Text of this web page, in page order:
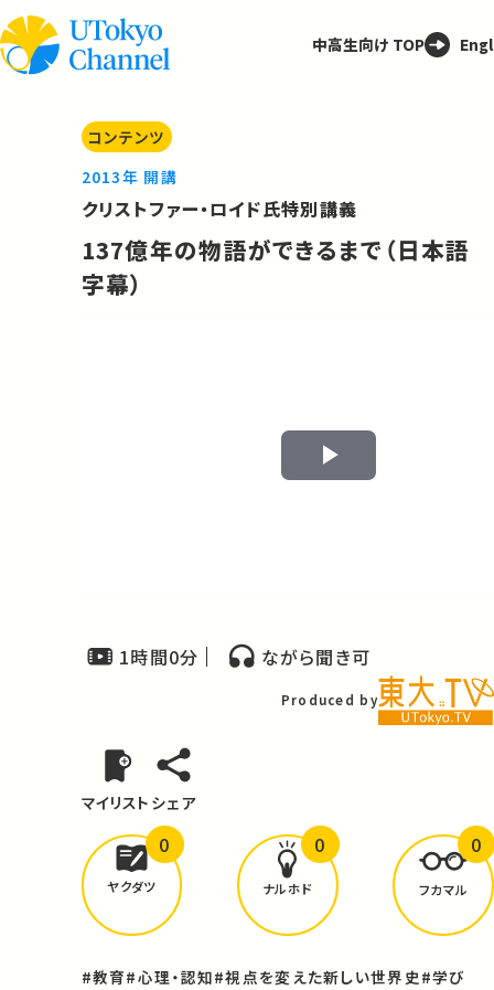
中高生向け TOP
コンテンツ
2013年 開講
クリストファー・ロイド氏特別講義
137億年の物語ができるまで（日本語
字幕）
Play
1時間0分 ながら聞き可
Produced by
マイリスト シェア
どんな学びがありましたか？
ヤクダツ
0
ナルホド
0
フカマル
0
#教育#心理・認知#視点を変えた新しい世界史#学び